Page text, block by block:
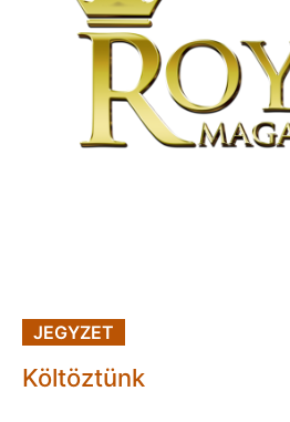
JEGYZET
Költöztünk